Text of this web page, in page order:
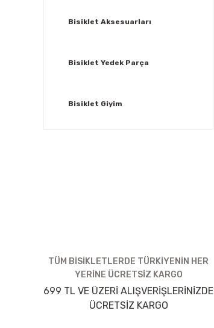
Bisiklet Aksesuarları
Bisiklet Yedek Parça
Bisiklet Giyim
TÜM BİSİKLETLERDE TÜRKİYENİN HER
YERİNE ÜCRETSİZ KARGO
699 TL VE ÜZERİ ALIŞVERİŞLERİNİZDE
ÜCRETSİZ KARGO